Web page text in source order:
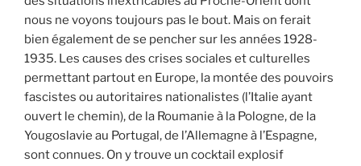
nous ne voyons toujours pas le bout. Mais on ferait
bien également de se pencher sur les années 1928-
1935. Les causes des crises sociales et culturelles
permettant partout en Europe, la montée des pouvoirs
fascistes ou autoritaires nationalistes (l’Italie ayant
ouvert le chemin), de la Roumanie à la Pologne, de la
Yougoslavie au Portugal, de l’Allemagne à l’Espagne,
sont connues. On y trouve un cocktail explosif